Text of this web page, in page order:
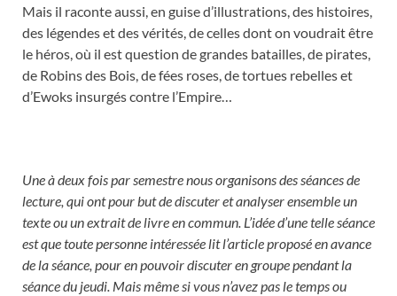
Mais il raconte aussi, en guise d’illustrations, des histoires,
des légendes et des vérités, de celles dont on voudrait être
le héros, où il est question de grandes batailles, de pirates,
de Robins des Bois, de fées roses, de tortues rebelles et
d’Ewoks insurgés contre l’Empire…
Une à deux fois par semestre nous organisons des séances de
lecture, qui ont pour but de discuter et analyser ensemble un
texte ou un extrait de livre en commun. L’idée d’une telle séance
est que toute personne intéressée lit l’article proposé en avance
de la séance, pour en pouvoir discuter en groupe pendant la
séance du jeudi. Mais même si vous n’avez pas le temps ou